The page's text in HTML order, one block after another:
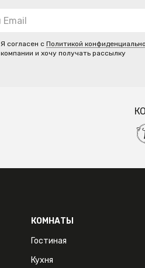
Я согласен с Политикой
компании и хочу получать рассылку
КОМНАТЫ
Гостиная
Кухня